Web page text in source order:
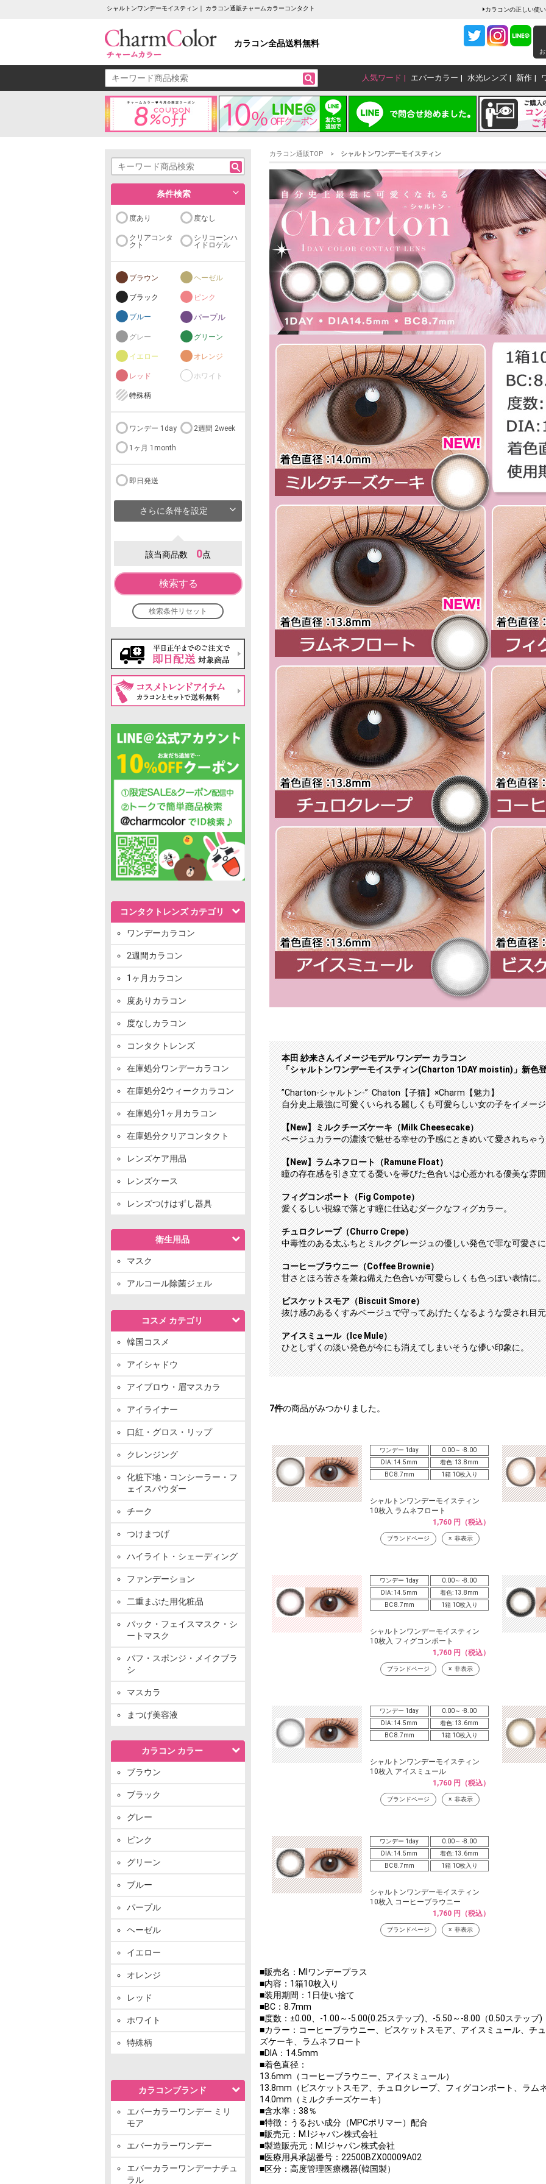
シャルトンワンデーモイスティン｜ カラコン通販チャームカラーコンタクト カラコンの正しい使
カラコン全品送料無料
人気ワード エバーカラー 水光レンズ 新作
条件検索
度あり 度なし
クリアコンタ
クト
シリコーンハ
イドロゲル
ブラウン ヘーゼル
ブラック ピンク
ブルー パープル
グレー グリーン
イエロー オレンジ
レッド ホワイト
特殊柄
ワンデー 1day 2週間 2week
1ヶ月 1month
即日発送
さらに条件を設定
該当商品数 0点
検索する
検索条件リセット
コンタクトレンズ カテゴリ
ワンデーカラコン
2週間カラコン
1ヶ月カラコン
度ありカラコン
度なしカラコン
コンタクトレンズ
在庫処分ワンデーカラコン
在庫処分2ウィークカラコン
在庫処分1ヶ月カラコン
在庫処分クリアコンタクト
レンズケア用品
レンズケース
レンズつけはずし器具
衛生用品
マスク
アルコール除菌ジェル
コスメ カテゴリ
韓国コスメ
アイシャドウ
アイブロウ・眉マスカラ
アイライナー
口紅・グロス・リップ
クレンジング
化粧下地・コンシーラー・フ
ェイスパウダー
チーク
つけまつげ
ハイライト・シェーディング
ファンデーション
二重まぶた用化粧品
パック・フェイスマスク・シ
ートマスク
パフ・スポンジ・メイクブラ
シ
マスカラ
まつげ美容液
カラコン カラー
ブラウン
ブラック
グレー
ピンク
グリーン
ブルー
パープル
ヘーゼル
イエロー
オレンジ
レッド
ホワイト
特殊柄
カラコンブランド
エバーカラーワンデー ミリ
モア
エバーカラーワンデー
エバーカラーワンデーナチュ
ラル
カラコン通販TOP シャルトンワンデーモイスティン
本田 紗来さんイメージモデル ワンデー カラコン
「シャルトンワンデーモイスティン(Charton 1DAY moistin)」新色
”Charton-シャルトン-” Chaton【子猫】×Charm【魅力】
自分史上最強に可愛くいられる麗しくも可愛らしい女の子をイメー
【New】ミルクチーズケーキ（Milk Cheesecake）
ベージュカラーの濃淡で魅せる幸せの予感にときめいて愛されちゃ
【New】ラムネフロート（Ramune Float）
瞳の存在感を引き立てる憂いを帯びた色合いは心惹かれる優美な雰
フィグコンポート（Fig Compote）
愛くるしい視線で落とす瞳に仕込むダークなフィグカラー。
チュロクレープ（Churro Crepe）
中毒性のある太ふちとミルクグレージュの優しい発色で罪な可愛さ
コーヒーブラウニー（Coffee Brownie）
甘さとほろ苦さを兼ね備えた色合いが可愛らしくも色っぽい表情に。
ビスケットスモア（Biscuit Smore）
抜け感のあるくすみベージュで守ってあげたくなるような愛され目
アイスミュール（Ice Mule）
ひとしずくの淡い発色が今にも消えてしまいそうな儚い印象に。
7件の商品がみつかりました。
ワンデー 1day
0.00～ -8.00
DIA: 14.5mm
着色: 13.8mm
BC 8.7mm
1箱 10枚入り
シャルトンワンデーモイスティン
10枚入 ラムネフロート
1,760 円（税込）
ブランドページ 非表示
ワンデー 1day
0.00～ -8.00
DIA: 14.5mm
着色: 13.8mm
BC 8.7mm
1箱 10枚入り
シャルトンワンデーモイスティン
10枚入 フィグコンポート
1,760 円（税込）
ブランドページ 非表示
ワンデー 1day
0.00～ -8.00
DIA: 14.5mm
着色: 13.6mm
BC 8.7mm
1箱 10枚入り
シャルトンワンデーモイスティン
10枚入 アイスミュール
1,760 円（税込）
ブランドページ 非表示
ワンデー 1day
0.00～ -8.00
DIA: 14.5mm
着色: 13.6mm
BC 8.7mm
1箱 10枚入り
シャルトンワンデーモイスティン
10枚入 コーヒーブラウニー
1,760 円（税込）
ブランドページ 非表示
■販売名：MIワンデープラス
■内容：1箱10枚入り
■装用期間：1日使い捨て
■BC：8.7mm
■度数：±0.00、-1.00～-5.00(0.25ステップ)、-5.50～-8.00（0.50ステップ)
■カラー：コーヒーブラウニー、ビスケットスモア、アイスミュール、チ
ズケーキ、ラムネフロート
■DIA：14.5mm
■着色直径：
13.6mm（コーヒーブラウニー、アイスミュール）
13.8mm（ビスケットスモア、チュロクレープ、フィグコンポート、ラム
14.0mm（ミルクチーズケーキ）
■含水率：38％
■特徴：うるおい成分（MPCポリマー）配合
■販売元：M.Iジャパン株式会社
■製造販売元：M.Iジャパン株式会社
■医療用具承認番号：22500BZX00009A02
■区分：高度管理医療機器(韓国製）